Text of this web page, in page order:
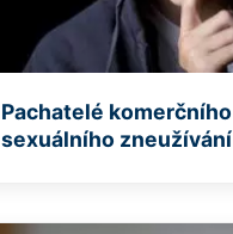
Pachatelé komerčního
sexuálního zneužívání